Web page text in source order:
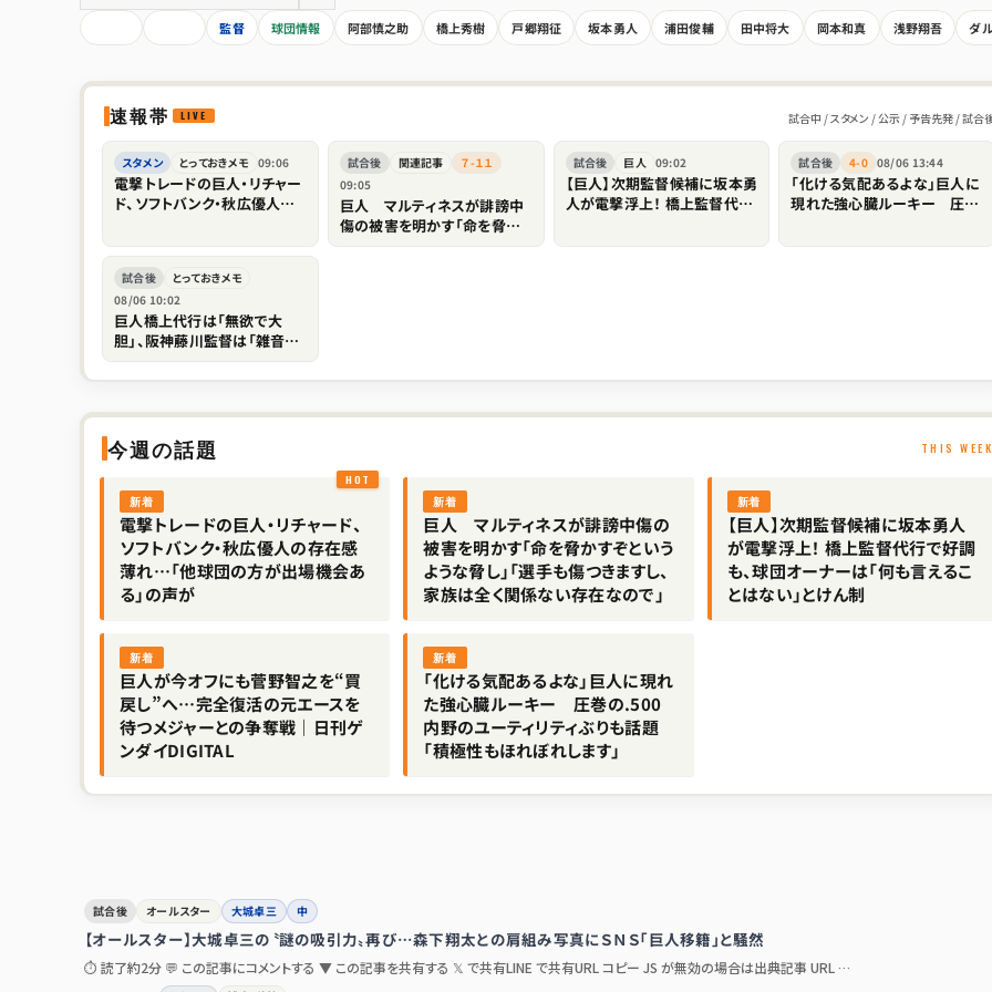
監督 球団情報 阿部慎之助 橋上秀樹 戸郷翔征 坂本勇人 浦田俊輔 田中将大 岡本和真 浅野翔吾 ダル
速報帯 試合中 / スタメン / 公示 / 予告先発 / 試合
スタメン とっておきメモ 09:06
電撃トレードの巨人・リチャー
ド、ソフトバンク・秋広優人の
試合後 関連記事
７-１１
09:05
巨人 マルティネスが誹謗中
傷の被害を明かす「命を脅か
試合後 巨人 09:02
【巨人】次期監督候補に坂本勇
人が電撃浮上！ 橋上監督代行
試合後 4-0 08/06 13:44
「化ける気配あるよな」巨人に
現れた強心臓ルーキー 圧巻
試合後
とっておきメモ
08/06 10:02
巨人橋上代行は「無欲で大
胆」、阪神藤川監督は「雑音だ
分けそうな境遇の違い｜日刊
今週の話題
新着
電撃トレードの巨人・リチャード、
ソフトバンク・秋広優人の存在感
薄れ…「他球団の方が出場機会あ
る」の声が
新着
巨人 マルティネスが誹謗中傷の
被害を明かす「命を脅かすぞという
ような脅し」「選手も傷つきますし、
家族は全く関係ない存在なので」
新着
【巨人】次期監督候補に坂本勇人
が電撃浮上！ 橋上監督代行で好調
も、球団オーナーは「何も言えるこ
とはない」とけん制
新着
巨人が今オフにも菅野智之を“買
戻し”へ…完全復活の元エースを
待つメジャーとの争奪戦｜日刊ゲ
ンダイDIGITAL
新着
「化ける気配あるよな」巨人に現れ
た強心臓ルーキー 圧巻の.500
内野のユーティリティぶりも話題
「積極性もほれぼれします」
試合後 オールスター 大城卓三 中
【オールスター】大城卓三の〝謎の吸引力〟再び…森下翔太との肩組み写真にＳＮＳ「巨人移籍」と騒然
⏱ 読了約2分 💬 この記事にコメントする ▼ この記事を共有する 𝕏 で共有LINE で共有URL コピー JS が無効の場合は出典記事 URL …